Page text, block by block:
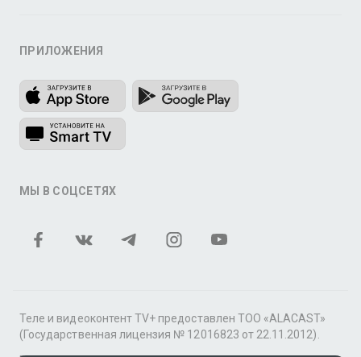
ПРИЛОЖЕНИЯ
МЫ В СОЦСЕТЯХ
Теле и видеоконтент TV+ предоставлен ТОО «ALACAST»
(Государственная лицензия № 12016823 от 22.11.2012).